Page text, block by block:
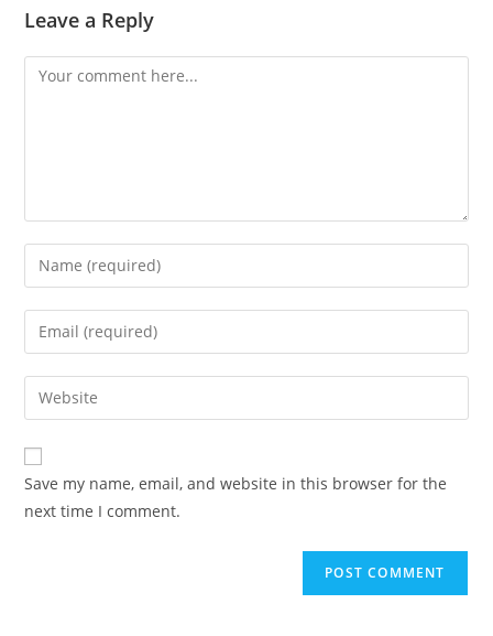
Leave a Reply
Comment
Enter
your
name
comment
Enter
your
email
address
comment
Enter
your
website
URL
(optional)
Save my name, email, and website in this browser for the
next time I comment.